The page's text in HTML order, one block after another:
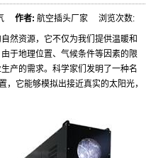
气作者: 航空插头厂家 浏览次数:
然资源，它不仅为我们提供温暖和
于地理位置、气候条件等因素的限
产的需求。科学家们发明了一种名
，它能够模拟出接近真实的太阳光，